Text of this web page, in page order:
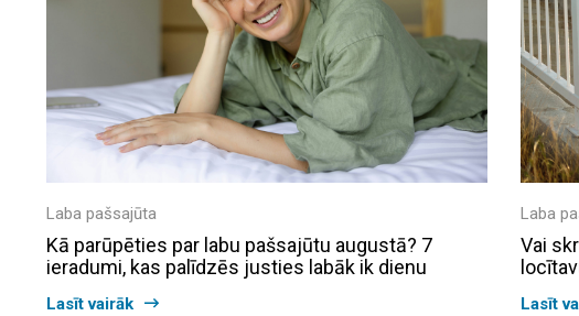
Laba pašsajūta
Kā parūpēties par labu pašsajūtu augustā? 7
ieradumi, kas palīdzēs justies labāk ik dienu
Lasīt vairāk
Laba
Vai
Lasīt